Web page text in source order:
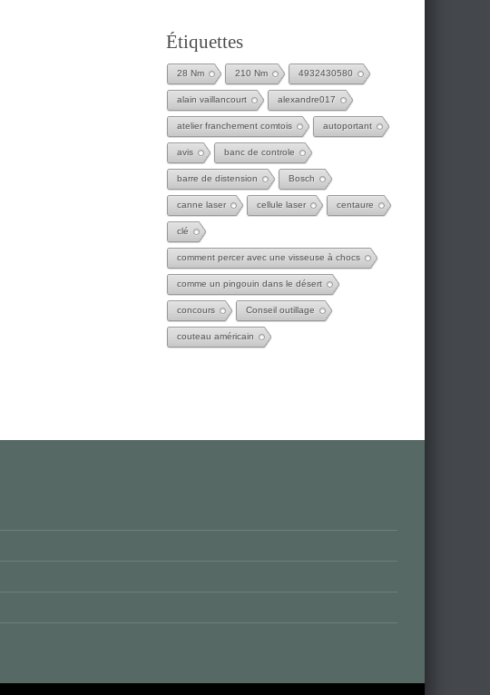
Étiquettes
28 Nm 210 Nm 4932430580
alain vaillancourt alexandre017
atelier franchement comtois autoportant
avis banc de controle
barre de distension Bosch
canne laser cellule laser centaure
clé
comment percer avec une visseuse à chocs
comme un pingouin dans le désert
concours Conseil outillage
couteau américain